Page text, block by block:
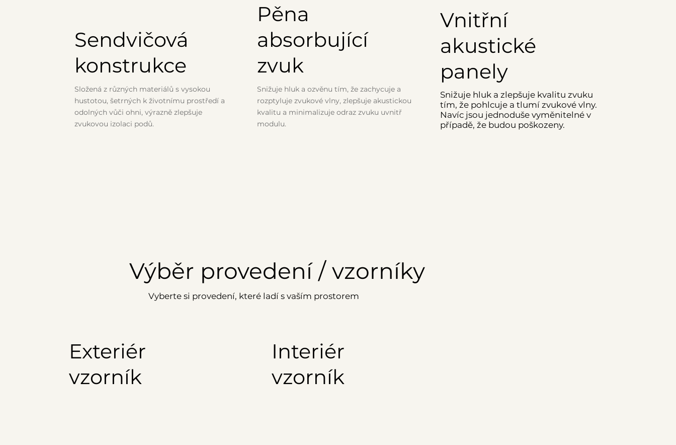
Sendvičová
konstrukce
Složená z různých materiálů s vysokou
hustotou, šetrných k životnímu prostředí a
odolných vůči ohni, výrazně zlepšuje
zvukovou izolaci podů.
Pěna
absorbující
zvuk
Snižuje hluk a ozvěnu tím, že zachycuje a
rozptyluje zvukové vlny, zlepšuje akustickou
kvalitu a minimalizuje odraz zvuku uvnitř
modulu.
Vnitřní
akustické
panely
Snižuje hluk a zlepšuje kvalitu zvuku
tím, že pohlcuje a tlumí zvukové vlny.
Navíc jsou jednoduše vyměnitelné v
případě, že budou poškozeny.
Výběr provedení / vzorníky
Vyberte si provedení, které ladí s vaším prostorem
Exteriér
vzorník
Interiér
vzorník